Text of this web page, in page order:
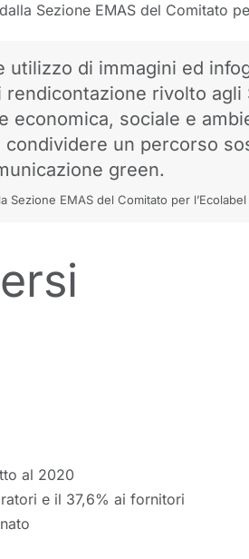
dalla Sezione EMAS del Comitato
di immagini ed
rivolto
sociale e
un percorso
green.
EMAS del Comitato per l’Ecolabel
al 2020
e il 37,6% ai fornitori